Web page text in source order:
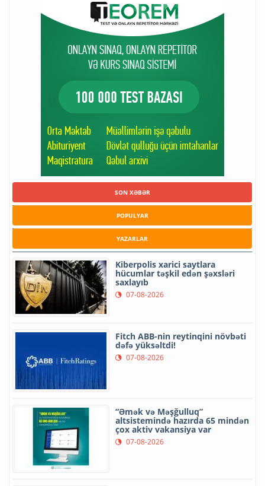
SON XƏBƏR
POPULYAR
YAZARLAR
Kiberpolis xarici saytlara
hücumlar təşkil edən şəxsləri
saxlayıb
07-08-2026
Fitch ABB-nin reytinqini növbəti
dəfə yüksəltdi!
07-08-2026
“Əmək və Məşğulluq”
altsistemində hazırda 65 mindən
çox aktiv vakansiya var
07-08-2026